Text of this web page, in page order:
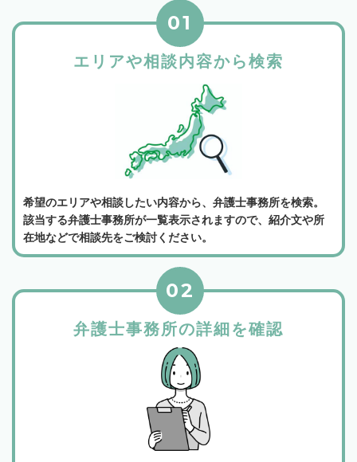
エリアや相談内容から検索
01
希望のエリアや相談したい内容から、弁護士事務所を検索。
該当する弁護士事務所が一覧表示されますので、紹介文や所
在地などで相談先をご検討ください。
弁護士事務所の詳細を確認
02